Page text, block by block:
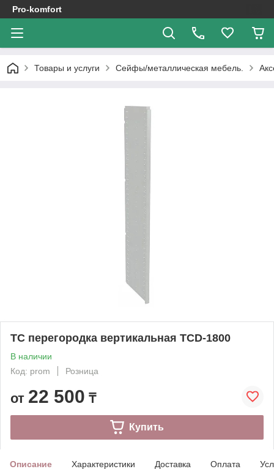
Pro-komfort
Товары и услуги Сейфы/металлическая мебель.
TC перегородка вертикальная TCD-1800
В наличии
Код: prom
Розница
от 22 500 ₸
Купить
Описание Характеристики Доставка Оплата